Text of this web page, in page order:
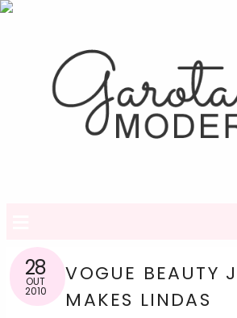
28
OUT
2010
VOGUE BEAUTY
MAKES LINDAS